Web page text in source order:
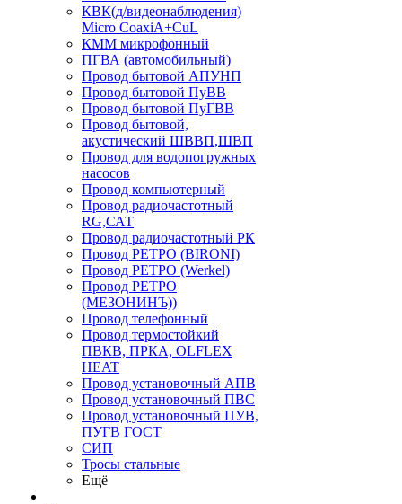
КВК(д/видеонаблюдения)
Micro CoaxiA+CuL
КММ микрофонный
ПГВА (автомобильный)
Провод бытовой АПУНП
Провод бытовой ПуВВ
Провод бытовой ПуГВВ
Провод бытовой,
акустический ШВВП,ШВП
Провод для водопогружных
насосов
Провод компьютерный
Провод радиочастотный
RG,САТ
Провод радиочастотный РК
Провод РЕТРО (BIRONI)
Провод РЕТРО (Werkel)
Провод РЕТРО
(МЕЗОНИНЪ))
Провод телефонный
Провод термостойкий
ПВКВ, ПРКА, OLFLEX
HEAT
Провод установочный АПВ
Провод установочный ПВС
Провод установочный ПУВ,
ПУГВ ГОСТ
СИП
Тросы стальные
Ещё